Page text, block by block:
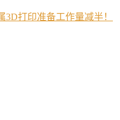
打印准备工作量减半！